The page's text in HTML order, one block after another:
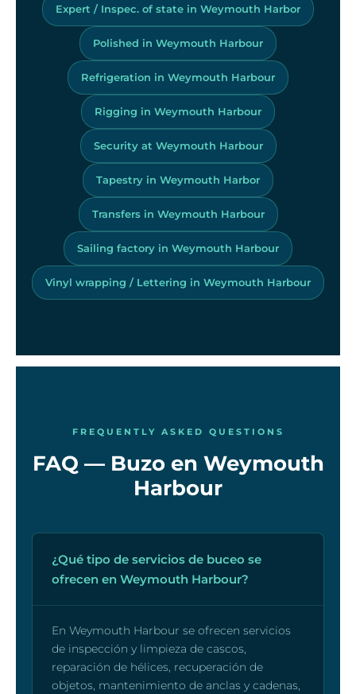
Expert / Inspec. of state in Weymouth Harbor
Polished in Weymouth Harbour
Refrigeration in Weymouth Harbour
Rigging in Weymouth Harbour
Security at Weymouth Harbour
Tapestry in Weymouth Harbor
Transfers in Weymouth Harbour
Sailing factory in Weymouth Harbour
Vinyl wrapping / Lettering in Weymouth Harbour
FREQUENTLY ASKED QUESTIONS
FAQ — Buzo en Weymouth
Harbour
¿Qué tipo de servicios de buceo se
ofrecen en Weymouth Harbour?
En Weymouth Harbour se ofrecen servicios
de inspección y limpieza de cascos,
reparación de hélices, recuperación de
objetos, mantenimiento de anclas y cadenas,